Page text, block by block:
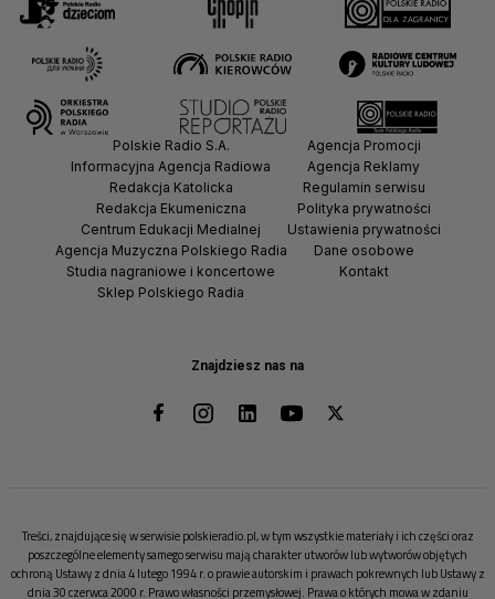
Znajdziesz nas na
Polskie Radio S.A.
Informacyjna Agencja Radiowa
Redakcja Katolicka
Redakcja Ekumeniczna
Centrum Edukacji Medialnej
Agencja Muzyczna Polskiego Radia
Studia nagraniowe i koncertowe
Sklep Polskiego Radia
Agencja Promocji
Agencja Reklamy
Regulamin serwisu
Polityka prywatności
Ustawienia prywatności
Dane osobowe
Kontakt
Treści, znajdujące się w serwisie polskieradio.pl, w tym wszystkie materiały i ich części oraz
poszczególne elementy samego serwisu mają charakter utworów lub wytworów objętych
ochroną Ustawy z dnia 4 lutego 1994 r. o prawie autorskim i prawach pokrewnych lub Ustawy z
dnia 30 czerwca 2000 r. Prawo własności przemysłowej. Prawa o których mowa w zdaniu